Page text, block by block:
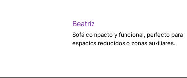
Beatriz
Sofá compacto y funcional, perfecto para
espacios reducidos o zonas auxiliares.